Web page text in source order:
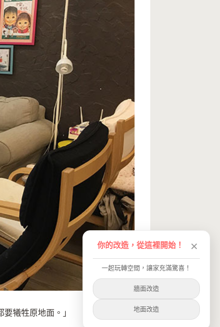
犧牲原地面。」
你的改造，從這裡開始！ ✕
一起玩轉空間，讓家充滿驚喜！
牆面改造
地面改造